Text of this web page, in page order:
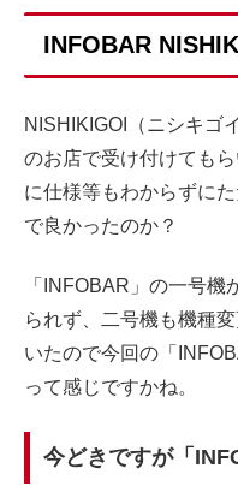
INFOBAR
NISHIKIGOI（ニシキゴ
のお店で受け付けても
に仕様等もわからずに
で良かったのか？
「INFOBAR」の一号
られず、二号機も機種
いたので今回の「
って感じですかね。
今どきですが「